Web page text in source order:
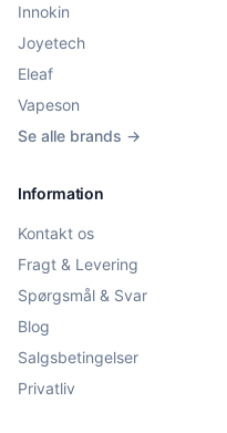
Innokin
Joyetech
Eleaf
Vapeson
Se alle brands →
Information
Kontakt os
Fragt & Levering
Spørgsmål & Svar
Blog
Salgsbetingelser
Privatliv